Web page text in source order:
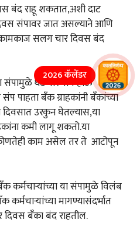
बंद राहू शकतात,अशी दाट
संपावर जात असल्याने आणि
सलग चार दिवस बंद
थेट परिणाम होऊ
पाहता बँक ग्राहकांनी बँकांच्या
दिवसात उरकुन घेतल्यास,या
कमी लागू शकतो.या
काम असेल तर ते आटोपून
कर्मचाऱ्यांच्या या संपामुळे विलंब
मागण्यासंदर्भात
बँका बंद राहतील.
2026 कॅलेंडर